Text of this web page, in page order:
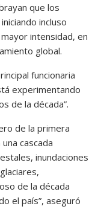
que los
incluso
intensidad, en
global.
funcionaria
experimentando
de la década”.
de la primera
cascada
inundaciones
de la década
el país”, aseguró